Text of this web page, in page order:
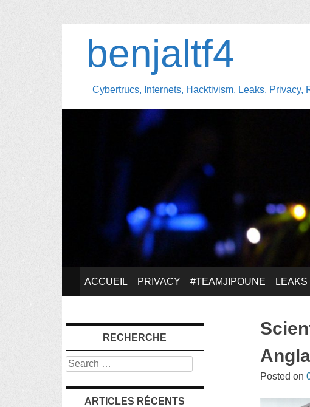
benjaltf4
Cybertrucs, Internets, Hacktivism, Leaks,
SKIP
CONTENT
ACCUEIL PRIVACY #TEAMJIPOUNE LEAKS
Posted on
RECHERCHE
Search
ARTICLES RÉCENTS